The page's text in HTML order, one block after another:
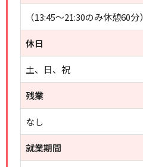
（13:45～21:30のみ休憩60分）
休日
土、日、祝
残業
なし
就業期間